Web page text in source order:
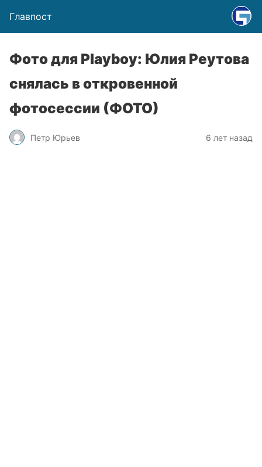
Главпост
Фото для Playboy: Юлия Реутова
снялась в откровенной
фотосессии (ФОТО)
Петр Юрьев 6 лет назад